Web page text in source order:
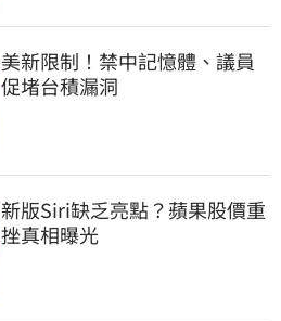
美新限制！禁中記憶體、議員
促堵台積漏洞
新版Siri缺乏亮點？蘋果股價重
挫真相曝光